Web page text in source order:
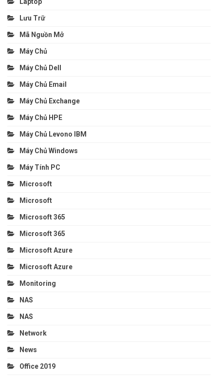
Lưu Trữ
Mã Nguồn Mở
Máy Chủ
Máy Chủ Dell
Máy Chủ Email
Máy Chủ Exchange
Máy Chủ HPE
Máy Chủ Levono IBM
Máy Chủ Windows
Máy Tính PC
Microsoft
Microsoft
Microsoft 365
Microsoft 365
Microsoft Azure
Microsoft Azure
Monitoring
NAS
NAS
Network
News
Office 2019